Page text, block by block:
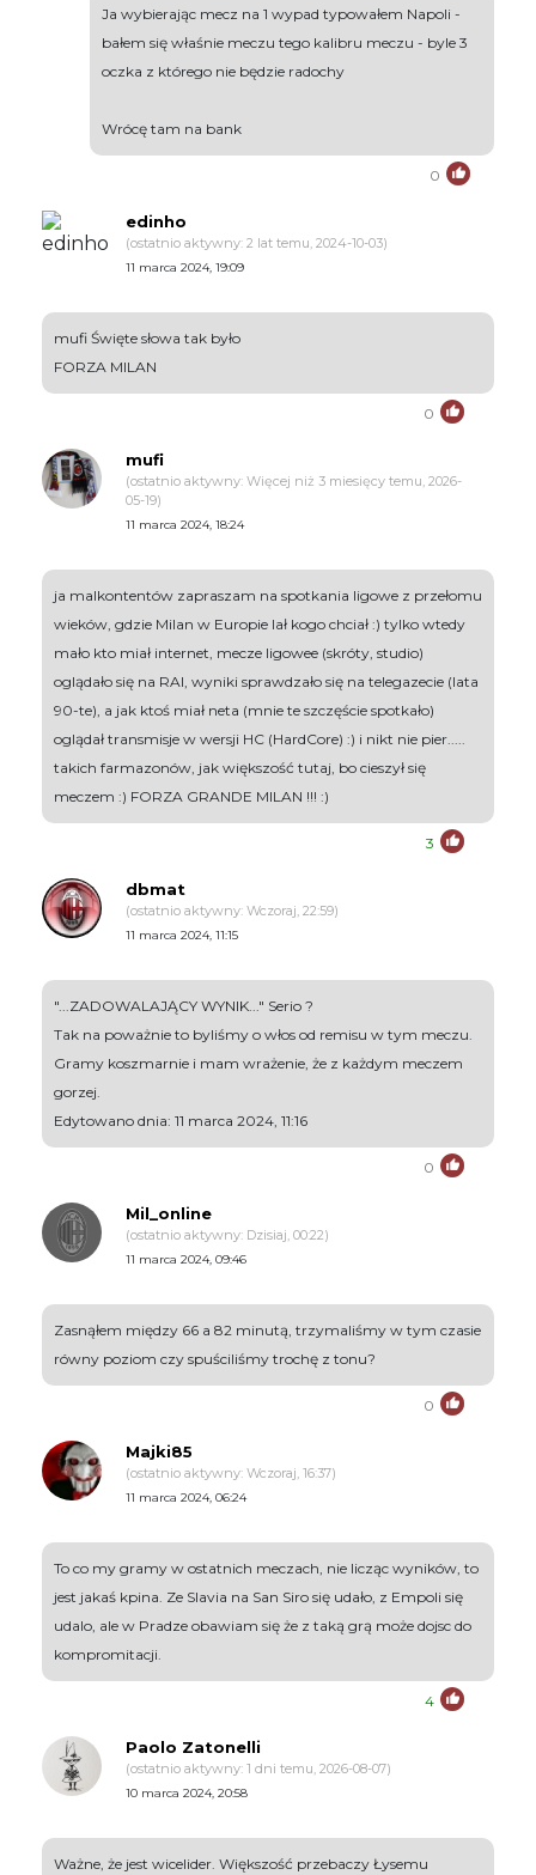
Ja wybierając mecz na 1 wypad typowałem Napoli -
bałem się właśnie meczu tego kalibru meczu - byle 3
oczka z którego nie będzie radochy
Wrócę tam na bank
0
edinho
(ostatnio aktywny: 2 lat temu, 2024-10-03)
11 marca 2024, 19:09
mufi Święte słowa tak było
FORZA MILAN
0
mufi
(ostatnio aktywny: Więcej niż 3 miesięcy temu, 2026-
05-19)
11 marca 2024, 18:24
ja malkontentów zapraszam na spotkania ligowe z przełomu
wieków, gdzie Milan w Europie lał kogo chciał :) tylko wtedy
mało kto miał internet, mecze ligowee (skróty, studio)
oglądało się na RAI, wyniki sprawdzało się na telegazecie (lata
90-te), a jak ktoś miał neta (mnie te szczęście spotkało)
oglądał transmisje w wersji HC (HardCore) :) i nikt nie pier.....
takich farmazonów, jak większość tutaj, bo cieszył się
meczem :) FORZA GRANDE MILAN !!! :)
3
dbmat
(ostatnio aktywny: Wczoraj, 22:59)
11 marca 2024, 11:15
"...ZADOWALAJĄCY WYNIK..." Serio ?
Tak na poważnie to byliśmy o włos od remisu w tym meczu.
Gramy koszmarnie i mam wrażenie, że z każdym meczem
gorzej.
Edytowano dnia: 11 marca 2024, 11:16
0
Mil_online
(ostatnio aktywny: Dzisiaj, 00:22)
11 marca 2024, 09:46
Zasnąłem między 66 a 82 minutą, trzymaliśmy w tym czasie
równy poziom czy spuściliśmy trochę z tonu?
0
Majki85
(ostatnio aktywny: Wczoraj, 16:37)
11 marca 2024, 06:24
To co my gramy w ostatnich meczach, nie licząc wyników, to
jest jakaś kpina. Ze Slavia na San Siro się udało, z Empoli się
udalo, ale w Pradze obawiam się że z taką grą może dojsc do
kompromitacji.
4
Paolo Zatonelli
(ostatnio aktywny: 1 dni temu, 2026-08-07)
10 marca 2024, 20:58
Ważne, że jest wicelider. Większość przebaczy Łysemu